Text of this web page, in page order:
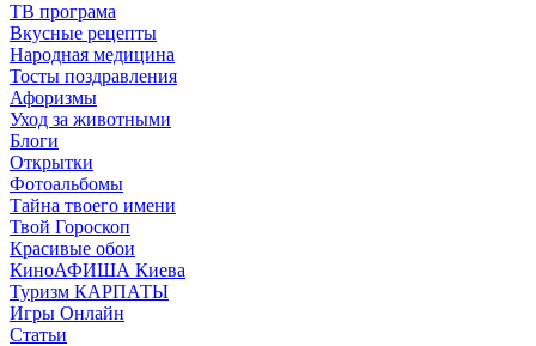
ТВ програма
Вкусные рецепты
Народная медицина
Тосты поздравления
Афоризмы
Уход за животными
Блоги
Открытки
Фотоальбомы
Тайна твоего имени
Твой Гороскоп
Красивые обои
КиноАФИША Киева
Туризм КАРПАТЫ
Игры Онлайн
Статьи